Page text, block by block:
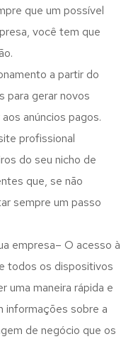
que um possível
você tem que
a partir do
para gerar novos
anúncios pagos.
profissional
do seu nicho de
que, se não
sempre um passo
empresa– O acesso à
todos os dispositivos
uma maneira rápida e
informações sobre a
de negócio que os